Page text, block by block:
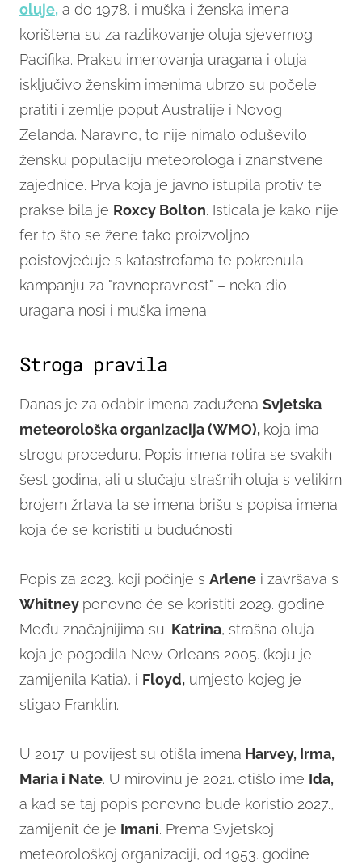
oluje, a do 1978. i muška i ženska imena
korištena su za razlikovanje oluja sjevernog
Pacifika. Praksu imenovanja uragana i oluja
isključivo ženskim imenima ubrzo su počele
pratiti i zemlje poput Australije i Novog
Zelanda. Naravno, to nije nimalo oduševilo
žensku populaciju meteorologa i znanstvene
zajednice. Prva koja je javno istupila protiv te
prakse bila je Roxcy Bolton. Isticala je kako nije
fer to što se žene tako proizvoljno
poistovjećuje s katastrofama te pokrenula
kampanju za "ravnopravnost" – neka dio
uragana nosi i muška imena.
Stroga pravila
Danas je za odabir imena zadužena Svjetska
meteorološka organizacija (WMO), koja ima
strogu proceduru. Popis imena rotira se svakih
šest godina, ali u slučaju strašnih oluja s velikim
brojem žrtava ta se imena brišu s popisa imena
koja će se koristiti u budućnosti.
Popis za 2023. koji počinje s Arlene i završava s
Whitney ponovno će se koristiti 2029. godine.
Među značajnijima su: Katrina, strašna oluja
koja je pogodila New Orleans 2005. (koju je
zamijenila Katia), i Floyd, umjesto kojeg je
stigao Franklin.
U 2017. u povijestsu otišla imena Harvey, Irma,
Maria i Nate. U mirovinu je 2021. otišlo ime Ida,
a kad se taj popis ponovno bude koristio 2027.,
zamijenit će je Imani. Prema Svjetskoj
meteorološkoj organizaciji, od 1953. godine